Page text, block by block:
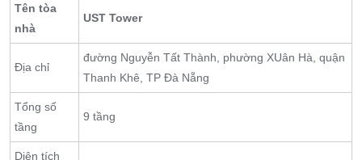
Tên tòa
nhà
UST Tower
Địa chỉ
đường Nguyễn Tất Thành, phường XUân Hà, quận
Thanh Khê, TP Đà Nẵng
Tổng số
tầng
9 tầng
Diện tích